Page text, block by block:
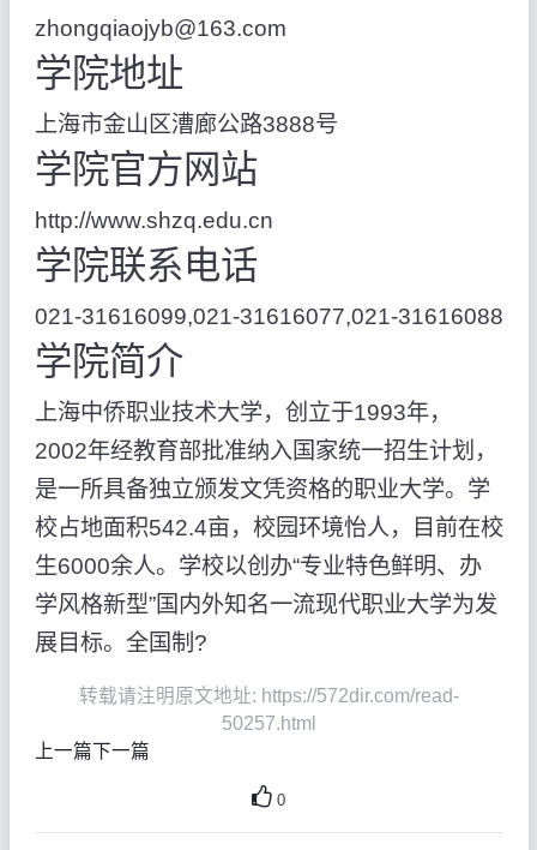
zhongqiaojyb@163.com
学院地址
上海市金山区漕廊公路3888号
学院官方网站
http://www.shzq.edu.cn
学院联系电话
021-31616099,021-31616077,021-31616088
学院简介
上海中侨职业技术大学，创立于1993年，
2002年经教育部批准纳入国家统一招生计划，
是一所具备独立颁发文凭资格的职业大学。学
校占地面积542.4亩，校园环境怡人，目前在校
生6000余人。学校以创办“专业特色鲜明、办
学风格新型”国内外知名一流现代职业大学为发
展目标。全国制?
转载请注明原文地址: https://572dir.com/read-
50257.html
上一篇下一篇
0